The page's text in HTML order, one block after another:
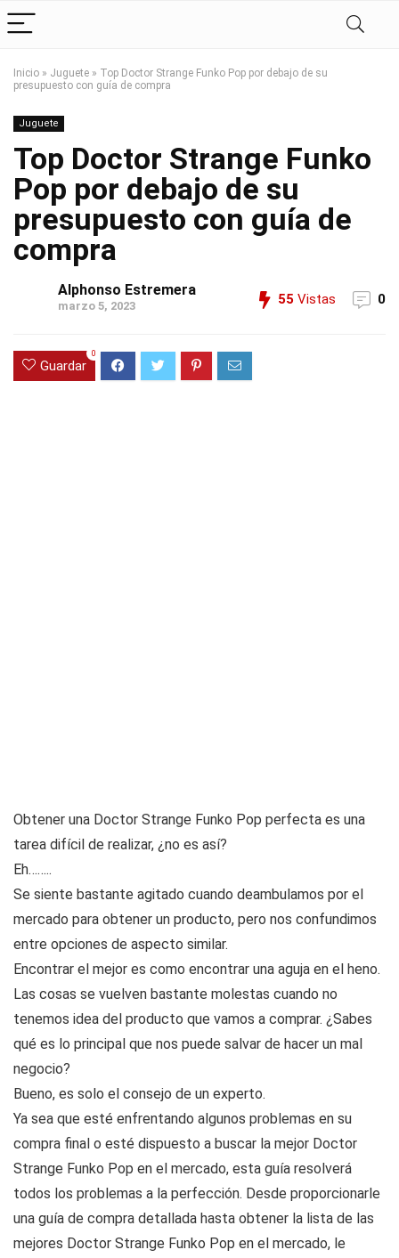
Inicio » Juguete » Top Doctor Strange Funko Pop por debajo de su
presupuesto con guía de compra
Juguete
Top Doctor Strange Funko
Pop por debajo de su
presupuesto con guía de
compra
Alphonso Estremera
marzo 5, 2023 55 Vistas 0
Guardar
0
Obtener una Doctor Strange Funko Pop perfecta es una
tarea difícil de realizar, ¿no es así?
Eh……..
Se siente bastante agitado cuando deambulamos por el
mercado para obtener un producto, pero nos confundimos
entre opciones de aspecto similar.
Encontrar el mejor es como encontrar una aguja en el heno.
Las cosas se vuelven bastante molestas cuando no
tenemos idea del producto que vamos a comprar. ¿Sabes
qué es lo principal que nos puede salvar de hacer un mal
negocio?
Bueno, es solo el consejo de un experto.
Ya sea que esté enfrentando algunos problemas en su
compra final o esté dispuesto a buscar la mejor Doctor
Strange Funko Pop en el mercado, esta guía resolverá
todos los problemas a la perfección. Desde proporcionarle
una guía de compra detallada hasta obtener la lista de las
mejores Doctor Strange Funko Pop en el mercado, le